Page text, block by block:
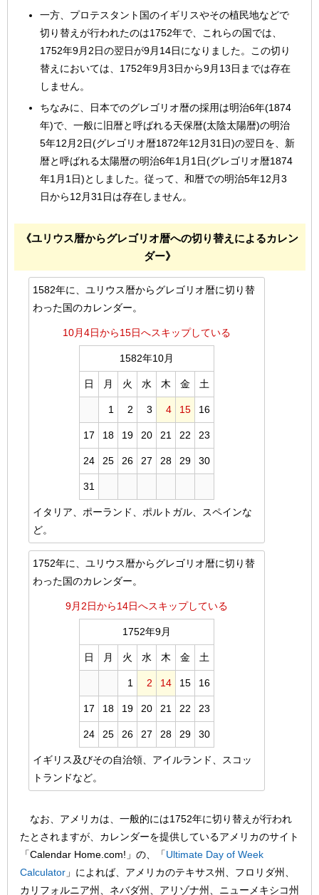
一方、プロテスタント国のイギリスやその植民地などで
切り替えが行われたのは1752年で、これらの国では、
1752年9月2日の翌日が9月14日になりました。この切り
替えにおいては、1752年9月3日から9月13日までは存在
しません。
ちなみに、日本でのグレゴリオ暦の採用は明治6年(1874
年)で、一般に旧暦と呼ばれる天保暦(太陰太陽暦)の明治
5年12月2日(グレゴリオ暦1872年12月31日)の翌日を、新
暦と呼ばれる太陽暦の明治6年1月1日(グレゴリオ暦1874
年1月1日)としました。従って、和暦での明治5年12月3
日から12月31日は存在しません。
《ユリウス暦からグレゴリオ暦への切り替えによるカレン
ダー》
1582年に、ユリウス暦からグレゴリオ暦に切り替
わった国のカレンダー。
10月4日から15日へスキップしている
1582年10月
日 月 火 水 木 金 土
1 2 3 4 15 16
17 18 19 20 21 22 23
24 25 26 27 28 29 30
31
イタリア、ポーランド、ポルトガル、スペインな
ど。
1752年に、ユリウス暦からグレゴリオ暦に切り替
わった国のカレンダー。
9月2日から14日へスキップしている
1752年9月
日 月 火 水 木 金 土
1 2 14 15 16
17 18 19 20 21 22 23
24 25 26 27 28 29 30
イギリス及びその自治領、アイルランド、スコッ
トランドなど。
なお、アメリカは、一般的には1752年に切り替えが行われ
たとされますが、カレンダーを提供しているアメリカのサイト
「Calendar Home.com!」の、「Ultimate Day of Week
Calculator」によれば、アメリカのテキサス州、フロリダ州、
カリフォルニア州、ネバダ州、アリゾナ州、ニューメキシコ州